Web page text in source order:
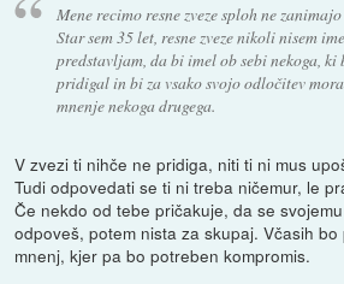
Mene recimo resne zveze sploh ne
Star sem 35 let, resne zveze nikoli nisem
predstavljam, da bi imel ob sebi nekoga, ki
pridigal in bi za vsako svojo odločitev
mnenje nekoga drugega.
V zvezi ti nihče ne pridiga, niti ti ni mus
Tudi odpovedati se ti ni treba ničemur, le
Če nekdo od tebe pričakuje, da se
odpoveš, potem nista za skupaj. Včasih
mnenj, kjer pa bo potreben kompromis.